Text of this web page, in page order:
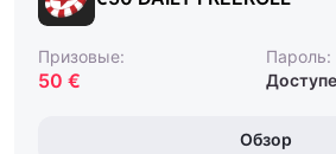
Призовые:
50 €
Пароль:
Обзор